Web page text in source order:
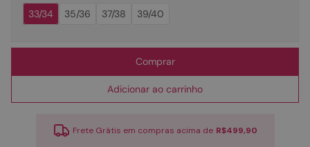
33/34
35/36 37/38 39/40
Comprar
Adicionar ao carrinho
Frete Grátis em compras acima de R$499,90
óculos